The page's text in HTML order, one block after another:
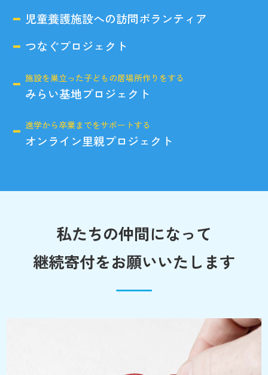
児童養護施設への訪問ボランティア
つなぐプロジェクト
施設を巣立った子どもの居場所作りをする
みらい基地プロジェクト
進学から卒業までをサポートする
オンライン里親プロジェクト
私たちの仲間になって
継続寄付をお願いいたします